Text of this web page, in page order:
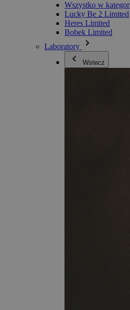
Wszystko w
Lucky Be 2 Limited
Heres Limited
Bobek Limited
Laboratory
Wstecz